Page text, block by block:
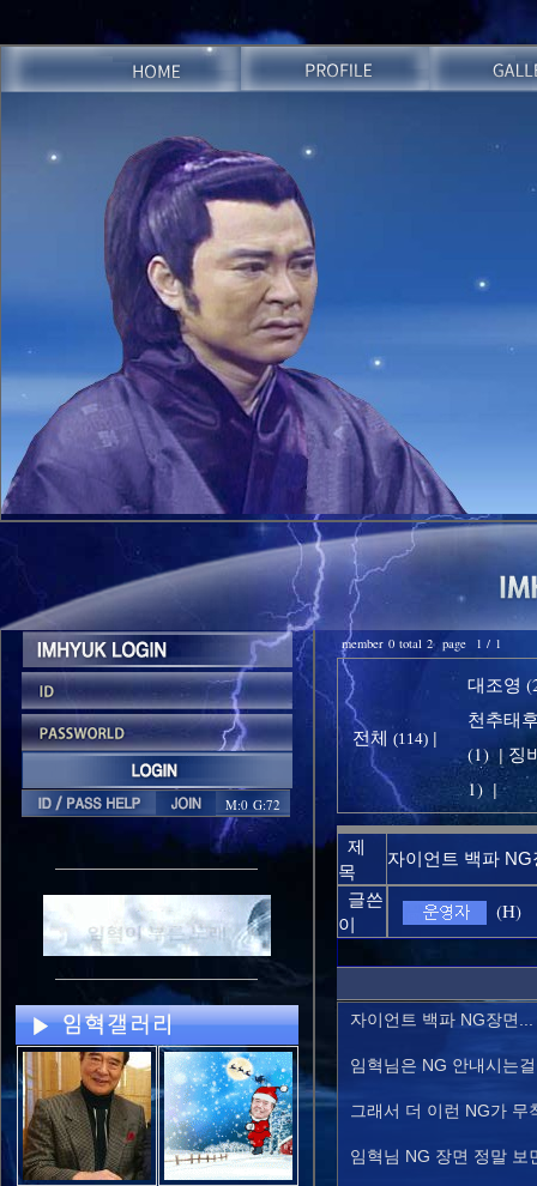
M:0 G:72
member 0 total 2 page 1 / 1
전체 (114) |
대조영
천추태
(1) | 징
1) |
제
목
자이언트 백파 NG
글쓴
이
(H)
자이언트 백파 NG장면...
임혁님은 NG 안내시는
그래서 더 이런 NG가 무
임혁님 NG 장면 정말 보